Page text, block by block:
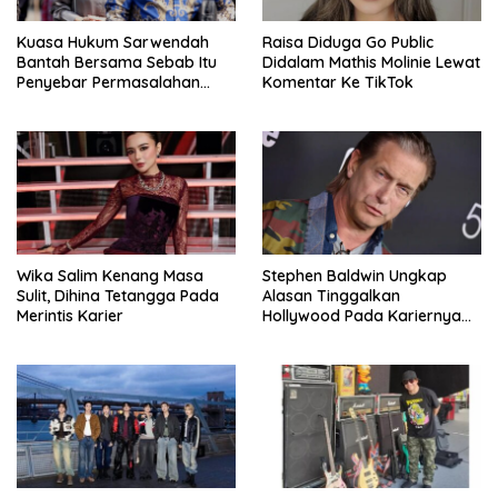
Kuasa Hukum Sarwendah
Bantah Bersama Sebab Itu
Penyebar Permasalahan
Raisa Diduga Go Public
Didalam Mathis Molinie Lewat
Komentar Ke TikTok
Wika Salim Kenang Masa
Sulit, Dihina Tetangga Pada
Merintis Karier
Stephen Baldwin Ungkap
Alasan Tinggalkan
Hollywood Pada Kariernya